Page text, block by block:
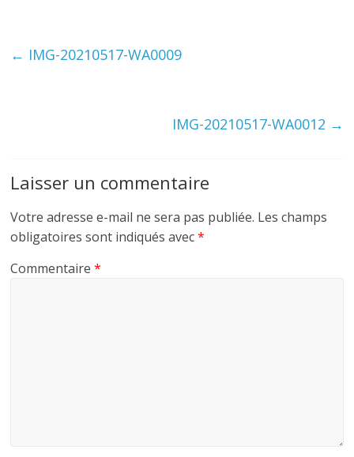
← IMG-20210517-WA0009
IMG-20210517-WA0012 →
Laisser un commentaire
Votre adresse e-mail ne sera pas publiée. Les champs
obligatoires sont indiqués avec*
Commentaire*